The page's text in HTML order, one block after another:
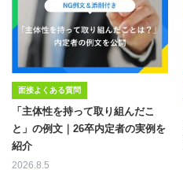
面接よくある質問
「主体性を持って取り組んだこ
と」の例文｜26卒内定者の実例を
紹介
2026.8.5